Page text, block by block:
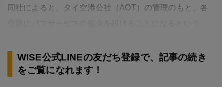
同社によると、タイ空港公社（AOT）の管理のもと、各
WISE公式LINEの友だち登録で、記事の続き
をご覧になれます！